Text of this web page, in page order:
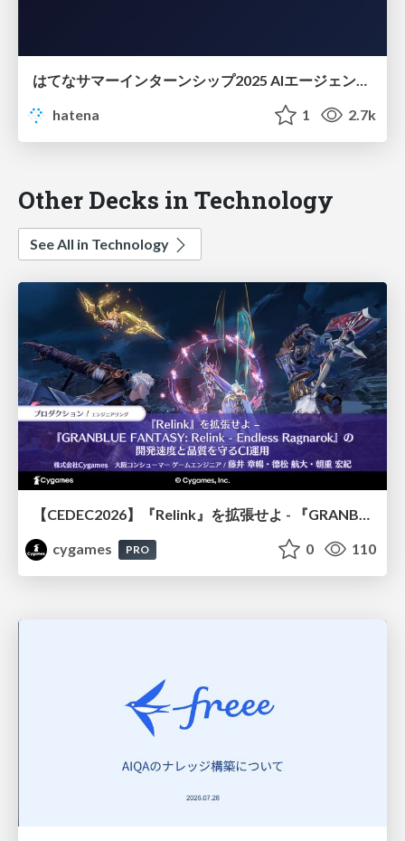
はてなサマーインターンシップ2025 AIエージェント活用 講義資料
hatena
1 2.7k
Other Decks in Technology
See All in Technology
cygames
PRO 0 110